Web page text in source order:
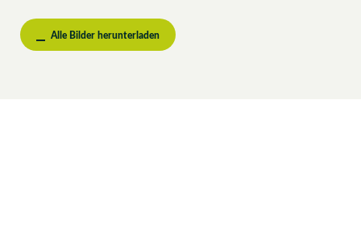
Alle Bilder herunterladen